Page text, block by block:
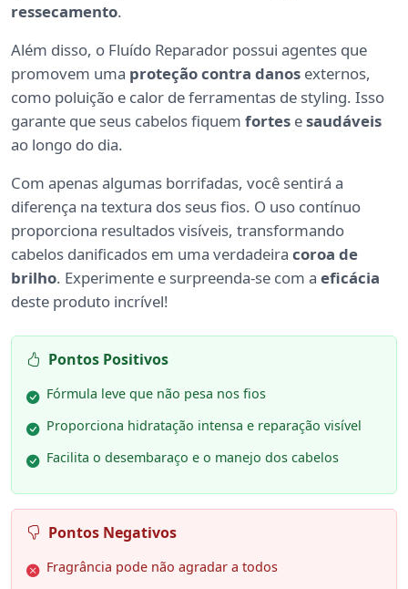
ressecamento.
Além disso, o Fluído Reparador possui agentes que
promovem uma proteção contra danos externos,
como poluição e calor de ferramentas de styling. Isso
garante que seus cabelos fiquem fortes esaudáveis
ao longo do dia.
Com apenas algumas borrifadas, você sentirá a
diferença na textura dos seus fios. O uso contínuo
proporciona resultados visíveis, transformando
cabelos danificados em uma verdadeira coroa de
brilho. Experimente e surpreenda-se com a eficácia
deste produto incrível!
Pontos Positivos
Fórmula leve que não pesa nos fios
Proporciona hidratação intensa e reparação visível
Facilita o desembaraço e o manejo dos cabelos
Pontos Negativos
Fragrância pode não agradar a todos